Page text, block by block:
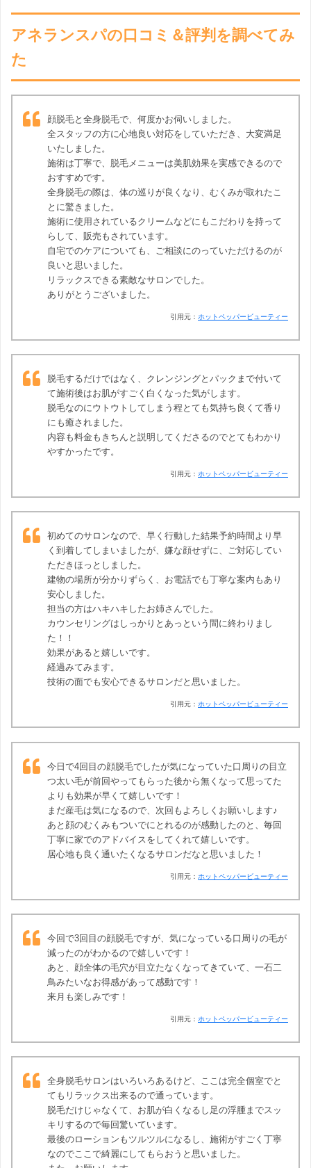
アネランスパの口コミ＆評判を調べてみ
た
顔脱毛と全身脱毛で、何度かお伺いしました。
全スタッフの方に心地良い対応をしていただき、大変満足
いたしました。
施術は丁寧で、脱毛メニューは美肌効果を実感できるので
おすすめです。
全身脱毛の際は、体の巡りが良くなり、むくみが取れたこ
とに驚きました。
施術に使用されているクリームなどにもこだわりを持って
らして、販売もされています。
自宅でのケアについても、ご相談にのっていただけるのが
良いと思いました。
リラックスできる素敵なサロンでした。
ありがとうございました。
引用元： ホットペッパービューティー
脱毛するだけではなく、クレンジングとパックまで付いて
て施術後はお肌がすごく白くなった気がします。
脱毛なのにウトウトしてしまう程とても気持ち良くて香り
にも癒されました。
内容も料金もきちんと説明してくださるのでとてもわかり
やすかったです。
引用元： ホットペッパービューティー
初めてのサロンなので、早く行動した結果予約時間より早
く到着してしまいましたが、嫌な顔せずに、ご対応してい
ただきほっとしました。
建物の場所が分かりずらく、お電話でも丁寧な案内もあり
安心しました。
担当の方はハキハキしたお姉さんでした。
カウンセリングはしっかりとあっという間に終わりまし
た！！
効果があると嬉しいです。
経過みてみます。
技術の面でも安心できるサロンだと思いました。
引用元： ホットペッパービューティー
今日で4回目の顔脱毛でしたが気になっていた口周りの目立
つ太い毛が前回やってもらった後から無くなって思ってた
よりも効果が早くて嬉しいです！
まだ産毛は気になるので、次回もよろしくお願いします♪
あと顔のむくみもついでにとれるのが感動したのと、毎回
丁寧に家でのアドバイスをしてくれて嬉しいです。
居心地も良く通いたくなるサロンだなと思いました！
引用元： ホットペッパービューティー
今回で3回目の顔脱毛ですが、気になっている口周りの毛が
減ったのがわかるので嬉しいです！
あと、顔全体の毛穴が目立たなくなってきていて、一石二
鳥みたいなお得感があって感動です！
来月も楽しみです！
引用元： ホットペッパービューティー
全身脱毛サロンはいろいろあるけど、ここは完全個室でと
てもリラックス出来るので通っています。
脱毛だけじゃなくて、お肌が白くなるし足の浮腫までスッ
キリするので毎回驚いています。
最後のローションもツルツルになるし、施術がすごく丁寧
なのでここで綺麗にしてもらおうと思いました。